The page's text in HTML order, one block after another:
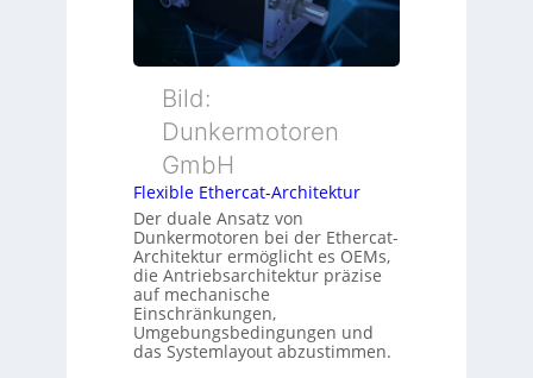
c
h
g
e
u
u
n
d
Z
u
s
t
t
e
y
s
o
r
g
t
f
ü
r
Bild:
Dunkermotoren
GmbH
Flexible Ethercat-Architektur
Der duale Ansatz von
Dunkermotoren bei der Ethercat-
Architektur ermöglicht es OEMs,
die Antriebsarchitektur präzise
auf mechanische
Einschränkungen,
Umgebungsbedingungen und
das Systemlayout abzustimmen.